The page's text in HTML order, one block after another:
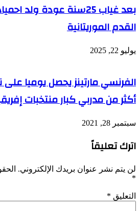
بعد غياب 25سنة عودة ولد
القدم الموريتانية
يوليو 22, 2025
الفرنسي مارتينز يحصل يوميا
أكثر من مدربي كبار منتخبات
سبتمبر 28, 2021
اترك تعليقاً
لن يتم نشر عنوان بريدك الإلكتروني.
*
التعليق *